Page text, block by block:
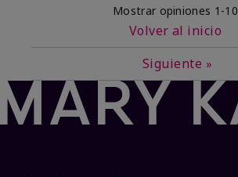
Mostrar opiniones 1-10
Volver al inicio
Siguiente »